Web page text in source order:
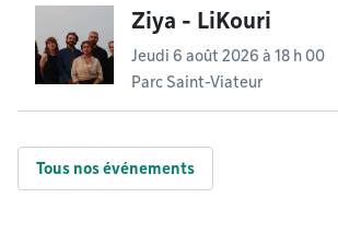
Ziya - LiKouri
Jeudi 6 août 2026 à 18 h 00
Parc Saint-Viateur
Tous nos événements